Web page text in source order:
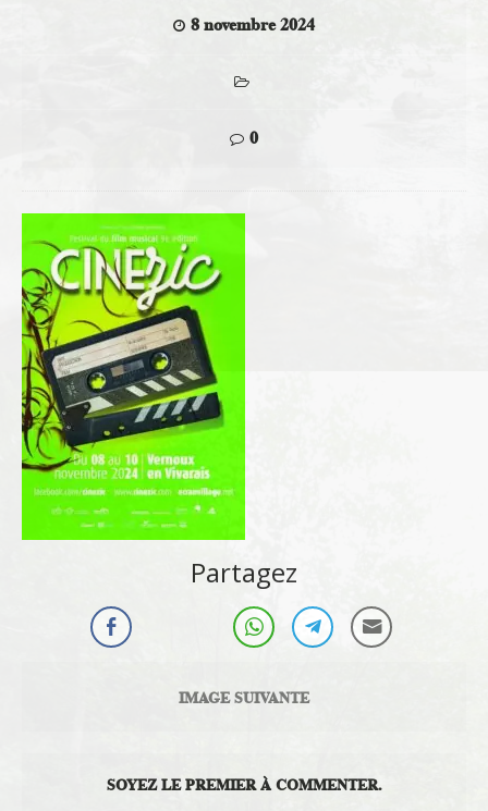
8 novembre 2024
0
Partagez
IMAGE SUIVANTE
SOYEZ LE PREMIER À COMMENTER.